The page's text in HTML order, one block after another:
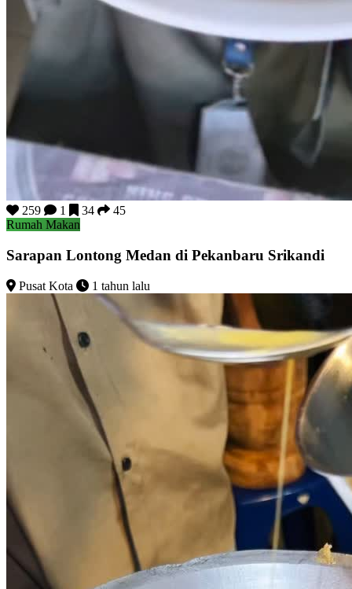
259 1 34
45
Rumah Makan
Sarapan Lontong Medan di Pekanbaru Srikandi
Pusat Kota 1 tahun lalu